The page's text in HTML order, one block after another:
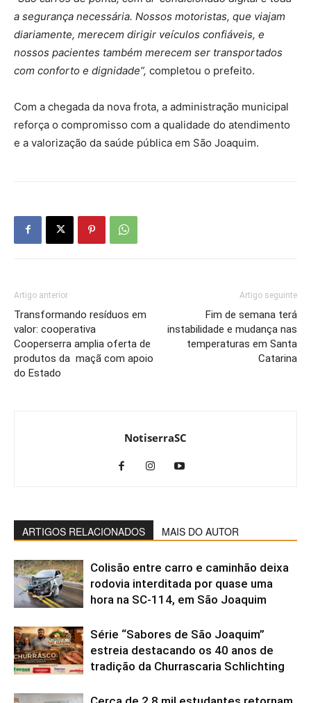
a segurança necessária. Nossos motoristas, que viajam
diariamente, merecem dirigir veículos confiáveis, e
nossos pacientes também merecem ser transportados
com conforto e dignidade”, completou o prefeito.
Com a chegada da nova frota, a administração municipal
reforça o compromisso com a qualidade do atendimento
e a valorização da saúde pública em São Joaquim.
Artigo anterior
Transformando resíduos em
valor: cooperativa
Cooperserra amplia oferta de
produtos da maçã com apoio
do Estado
Artigo seguinte
Fim de semana terá
instabilidade e mudança nas
temperaturas em Santa
Catarina
NotiserraSC
ARTIGOS RELACIONADOS MAIS DO AUTOR
Colisão entre carro e caminhão deixa
rodovia interditada por quase uma
hora na SC-114, em São Joaquim
Série “Sabores de São Joaquim”
estreia destacando os 40 anos de
tradição da Churrascaria Schlichting